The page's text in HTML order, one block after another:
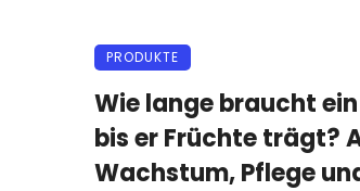
PRODUKTE
Wie lange braucht
bis er Früchte trägt?
Wachstum, Pflege